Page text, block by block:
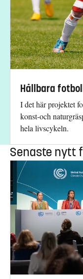
Hållbara
I det här projektet
konst-och
hela livscykeln.
Senaste nytt